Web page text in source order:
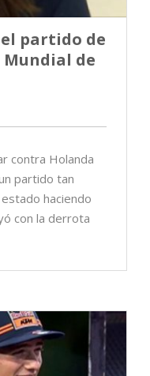
partido de
Mundial de
contra Holanda
partido tan
haciendo
con la derrota